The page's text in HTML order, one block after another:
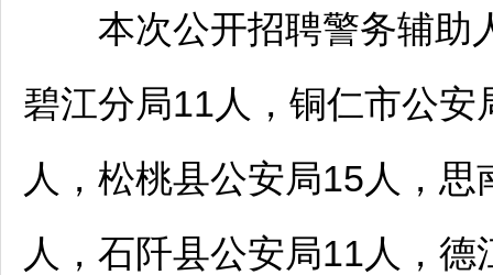
本次公开招聘警务辅助
碧江分局11人， 铜仁市公安
人， 松桃县公安局15人， 思
人， 石阡县公安局11人， 德